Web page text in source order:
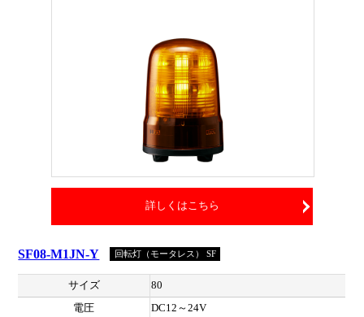
詳しくはこちら
SF08-M1JN-Y 回転灯（モータレス） SF
サイズ
80
電圧
DC12～24V